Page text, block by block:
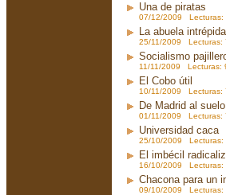
Una de piratas
07/12/2009 Lecturas:
La abuela intrépida
25/11/2009 Lecturas:
Socialismo
11/11/2009 Lecturas:
El Cobo útil
10/11/2009 Lecturas:
De Madrid al suelo
01/11/2009 Lecturas:
Universidad caca
25/10/2009 Lecturas:
El imbécil
16/10/2009 Lecturas:
Chacona para un
09/10/2009 Lecturas: